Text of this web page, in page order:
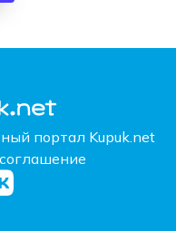
портал Kupuk.net